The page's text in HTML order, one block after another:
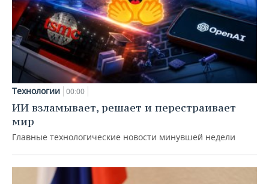
Технологии 00:00
ИИ взламывает, решает и перестраивает
мир
Главные технологические новости минувшей недели